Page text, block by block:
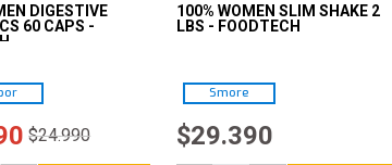
DIGESTIVE
60 CAPS -
$24.990
100% WOMEN SLIM SHAKE 2
LBS - FOODTECH
Smore
$29.390